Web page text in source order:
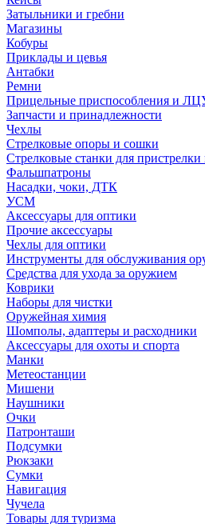
Затыльники и гребни
Магазины
Кобуры
Приклады и цевья
Антабки
Ремни
Прицельные приспособления и
Запчасти и принадлежности
Чехлы
Стрелковые опоры и сошки
Стрелковые станки для пристрелки
Фальшпатроны
Насадки, чоки, ДТК
УСМ
Аксессуары для оптики
Прочие аксессуары
Чехлы для оптики
Инструменты для обслуживания
Средства для ухода за оружием
Коврики
Наборы для чистки
Оружейная химия
Шомполы, адаптеры и расходники
Аксессуары для охоты и спорта
Манки
Метеостанции
Мишени
Наушники
Очки
Патронташи
Подсумки
Рюкзаки
Сумки
Навигация
Чучела
Товары для туризма